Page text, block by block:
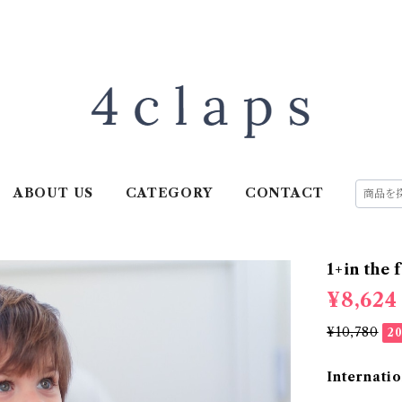
ABOUT US CATEGORY CONTACT
1+in the
¥8,624
¥10,780